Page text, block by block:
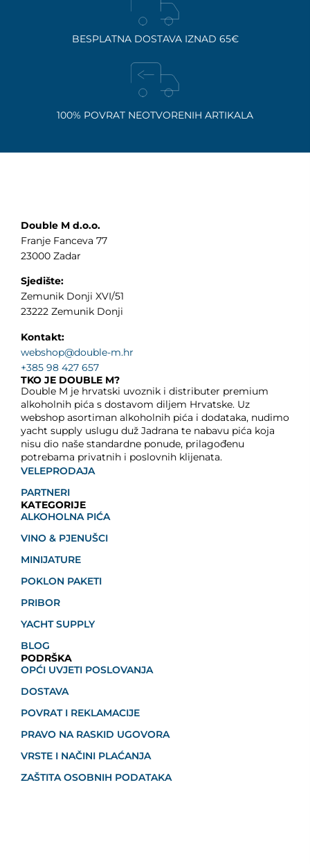
BESPLATNA DOSTAVA IZNAD 65€
100% POVRAT NEOTVORENIH ARTIKALA
Double M d.o.o.
Franje Fanceva 77
23000 Zadar
Sjedište:
Zemunik Donji XVI/51
23222 Zemunik Donji
Kontakt:
webshop@double-m.hr
+385 98 427 657
TKO JE DOUBLE M?
Double M je hrvatski uvoznik i distributer premium
alkoholnih pića s dostavom diljem Hrvatske. Uz
webshop asortiman alkoholnih pića i dodataka, nudimo
yacht supply uslugu duž Jadrana te nabavu pića koja
nisu dio naše standardne ponude, prilagođenu
potrebama privatnih i poslovnih klijenata.
VELEPRODAJA
PARTNERI
KATEGORIJE
ALKOHOLNA PIĆA
VINO & PJENUŠCI
MINIJATURE
POKLON PAKETI
PRIBOR
YACHT SUPPLY
BLOG
PODRŠKA
OPĆI UVJETI POSLOVANJA
DOSTAVA
POVRAT I REKLAMACIJE
PRAVO NA RASKID UGOVORA
VRSTE I NAČINI PLAĆANJA
ZAŠTITA OSOBNIH PODATAKA